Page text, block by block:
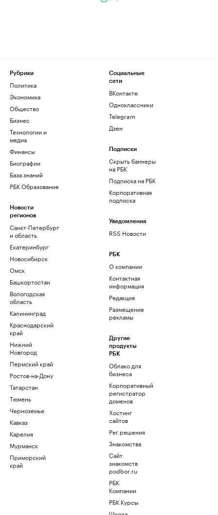
Рубрики
Политика
Экономика
Общество
Бизнес
Технологии и
медиа
Финансы
Биографии
База знаний
РБК Образование
Новости
регионов
Санкт-Петербург
и область
Екатеринбург
Новосибирск
Омск
Башкортостан
Вологодская
область
Калининград
Краснодарский
край
Нижний
Новгород
Пермский край
Ростов-на-Дону
Татарстан
Тюмень
Черноземье
Кавказ
Карелия
Мурманск
Приморский
край
Социальные
сети
ВКонтакте
Одноклассники
Telegram
Дзен
Подписки
Скрыть баннеры
на РБК
Подписка на РБК
Корпоративная
подписка
Уведомления
RSS Новости
РБК
О компании
Контактная
информация
Редакция
Размещение
рекламы
Другие
продукты
РБК
Облако для
бизнеса
Корпоративный
регистратор
доменов
Хостинг
сайтов
Рег.решения
Знакомства
Сайт
знакомств
podbor.ru
РБК
Компании
РБК Курсы